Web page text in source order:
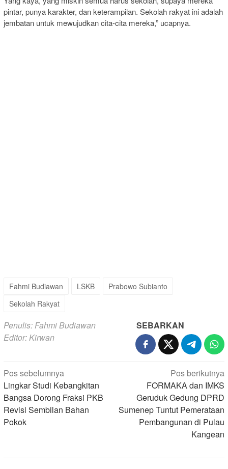
pintar, punya karakter, dan keterampilan. Sekolah rakyat ini adalah
jembatan untuk mewujudkan cita-cita mereka,” ucapnya.
Fahmi Budiawan LSKB
Prabowo Subianto
Sekolah Rakyat
Penulis: Fahmi Budiawan
Editor: Kirwan
SEBARKAN
Navigasi
pos
Pos sebelumnya
Lingkar Studi Kebangkitan
Bangsa Dorong Fraksi PKB
Revisi Sembilan Bahan
Pokok
Pos berikutnya
FORMAKA dan IMKS
Geruduk Gedung DPRD
Sumenep Tuntut Pemerataan
Pembangunan di Pulau
Kangean